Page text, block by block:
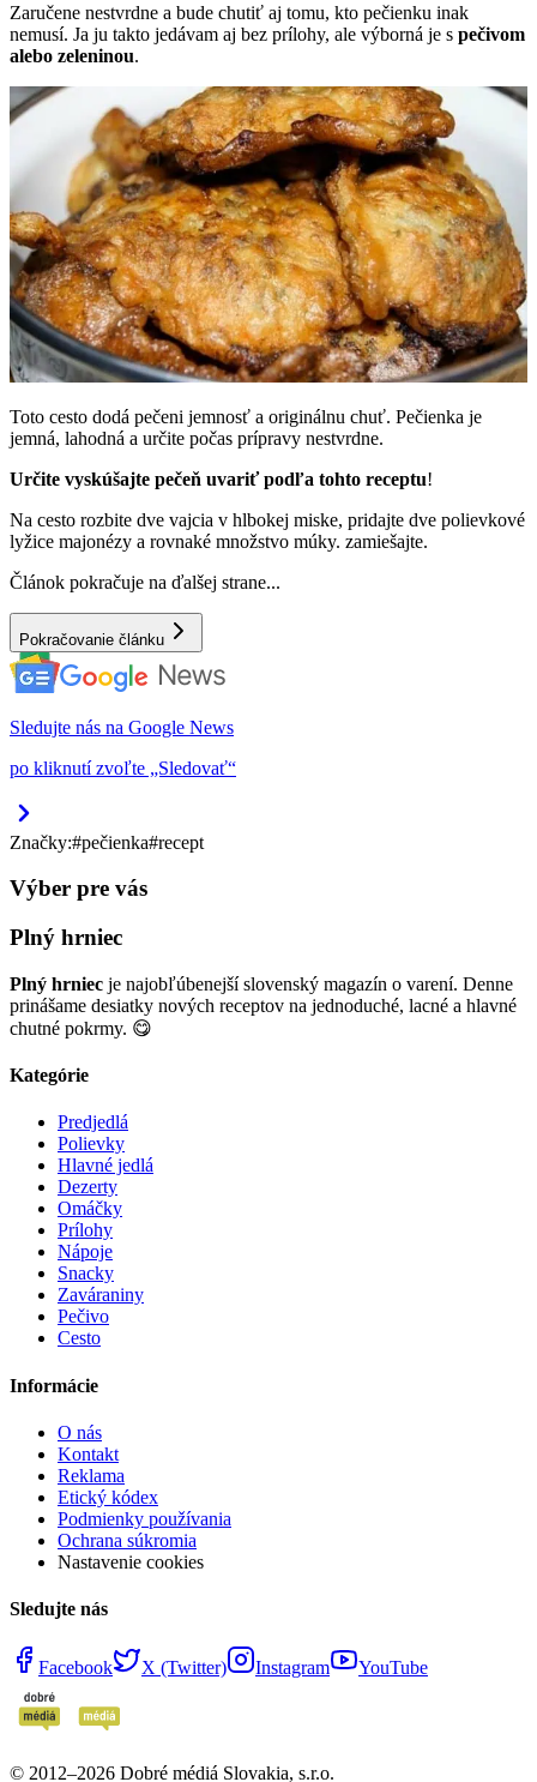
Zaručene nestvrdne a bude chutiť aj tomu, kto pečienku inak
nemusí. Ja ju takto jedávam aj bez prílohy, ale výborná je s pečivom
alebo zeleninou.
Toto cesto dodá pečeni jemnosť a originálnu chuť. Pečienka je
jemná, lahodná a určite počas prípravy nestvrdne.
Určite vyskúšajte pečeň uvariť podľa tohto receptu!
Na cesto rozbite dve vajcia v hlbokej miske, pridajte dve polievkové
lyžice majonézy a rovnaké množstvo múky. zamiešajte.
Článok pokračuje na ďalšej strane...
Pokračovanie článku
Sledujte nás na Google News
po kliknutí zvoľte „Sledovať“
Značky:#pečienka#recept
Výber pre vás
Plný hrniec
Plný hrniec je najobľúbenejší slovenský magazín o varení. Denne
prinášame desiatky nových receptov na jednoduché, lacné a hlavné
chutné pokrmy. 😋
Kategórie
Predjedlá
Polievky
Hlavné jedlá
Dezerty
Omáčky
Prílohy
Nápoje
Snacky
Zaváraniny
Pečivo
Cesto
Informácie
O nás
Kontakt
Reklama
Etický kódex
Podmienky používania
Ochrana súkromia
Nastavenie cookies
Sledujte nás
Facebook X (Twitter) Instagram YouTube
© 2012–2026 Dobré médiá Slovakia, s.r.o.